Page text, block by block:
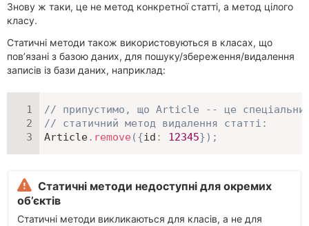
Знову ж таки, це не метод конкретної статті, а метод цілого
класу.
Статичні методи також використовуються в класах, що
пов’язані з базою даних, для пошуку/збереження/видалення
записів із бази даних, наприклад:
// припустимо, що Article -- це спеціальний
// статичний метод видалення статті:
Article. remove ({id : 12345}) ;
Статичні методи недоступні для окремих
об’єктів
Статичні методи викликаються для класів, а не для